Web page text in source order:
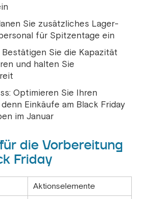
Sie zusätzliches Lager-
für Spitzentage ein
Bestätigen Sie die Kapazität
und halten Sie
Optimieren Sie Ihren
Einkäufe am Black Friday
im Januar
die Vorbereitung
Friday
Aktionselemente